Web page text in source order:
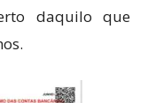
daquilo que